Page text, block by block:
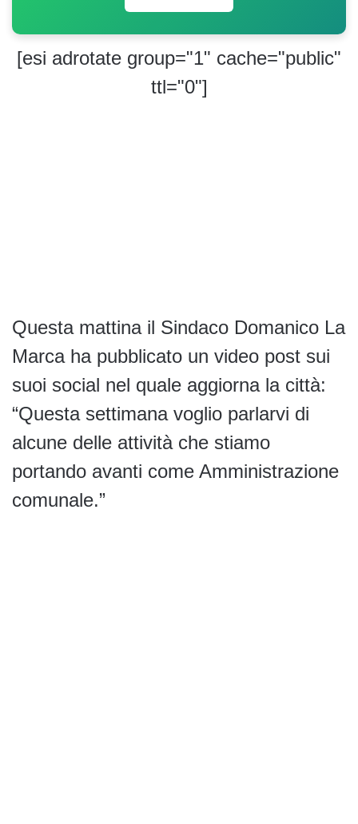
[esi adrotate group="1" cache="public"
ttl="0"]
Questa mattina il Sindaco Domanico La
Marca ha pubblicato un video post sui
suoi social nel quale aggiorna la città:
“Questa settimana voglio parlarvi di
alcune delle attività che stiamo
portando avanti come Amministrazione
comunale.”